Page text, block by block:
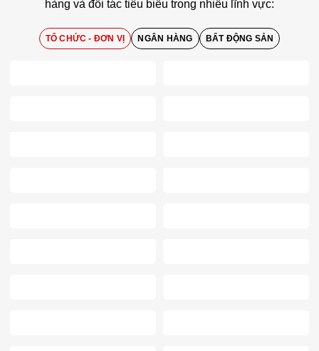
hàng và đối tác tiêu biểu trong nhiều lĩnh vực:
TỔ CHỨC - ĐƠN VỊ NGÂN HÀNG BẤT ĐỘNG SẢN